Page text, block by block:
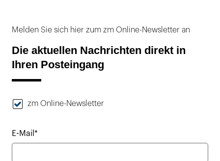
Melden Sie sich hier zum zm Online-Newsletter an
Die aktuellen Nachrichten direkt in
Ihren Posteingang
zm Online-Newsletter
E-Mail*